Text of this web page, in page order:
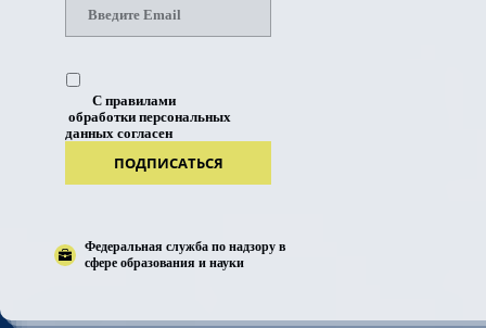
С правилами
обработки персональных
данных согласен
ПОДПИСАТЬСЯ
Федеральная служба по надзору в
сфере образования и науки